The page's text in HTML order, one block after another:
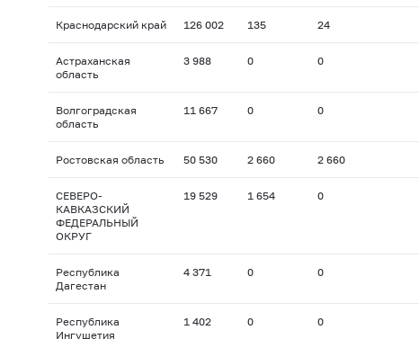
Краснодарский край 126 002 135 24
Астраханская
область
3 988 0 0
Волгоградская
область
11 667 0 0
Ростовская область 50 530 2 660 2 660
СЕВЕРО-
КАВКАЗСКИЙ
ФЕДЕРАЛЬНЫЙ
ОКРУГ
19 529 1 654 0
Республика
Дагестан
4 371 0 0
Республика
Ингушетия
1 402 0 0